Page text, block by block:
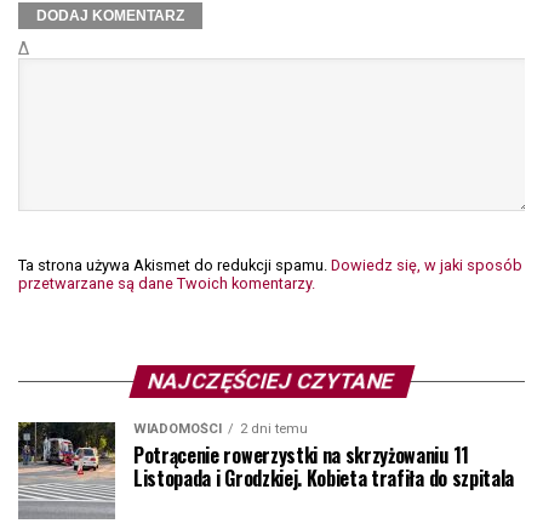
Δ
Ta strona używa Akismet do redukcji spamu. Dowiedz się, w jaki sposób
przetwarzane są dane Twoich komentarzy.
NAJCZĘŚCIEJ CZYTANE
WIADOMOŚCI 2 dni temu
Potrącenie rowerzystki na skrzyżowaniu 11
Listopada i Grodzkiej. Kobieta trafiła do szpitala